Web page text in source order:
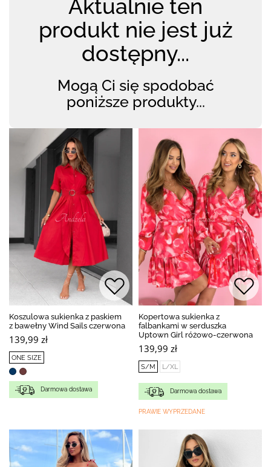
Aktualnie ten
produkt nie jest już
dostępny...
Mogą Ci się spodobać
poniższe produkty...
Koszulowa sukienka z paskiem
z bawełny Wind Sails czerwona
139,99 zł
ONE SIZE
Darmowa dostawa
Kopertowa sukienka z
falbankami w serduszka
Uptown Girl różowo-czerwona
139,99 zł
S/M L/XL
Darmowa dostawa
PRAWIE WYPRZEDANE